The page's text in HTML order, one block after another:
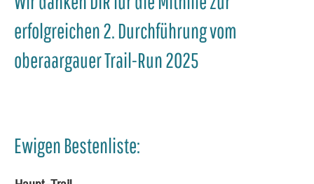
erfolgreichen 2. Durchführung vom
oberaargauer Trail-Run 2025
Ewigen Bestenliste: